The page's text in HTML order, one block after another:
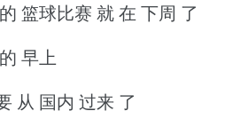
篮球比赛 就 在 下周 了
早上
从 国内 过来 了